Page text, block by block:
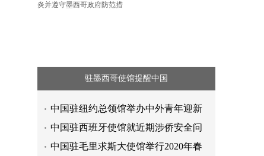
驻墨西哥使馆提醒中国
中国驻纽约总领馆举办中外青年迎新
中国驻西班牙使馆就近期涉侨安全问
中国驻毛里求斯大使馆举行2020年春